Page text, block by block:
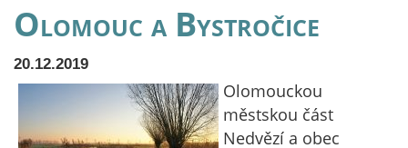
Olomouc a Bystročice
20.12.2019
Olomouckou
městskou část
Nedvězí a obec